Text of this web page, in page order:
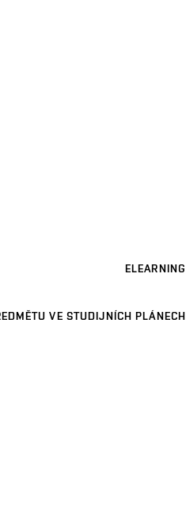
ELEARNING
VE STUDIJNÍCH PLÁNECH